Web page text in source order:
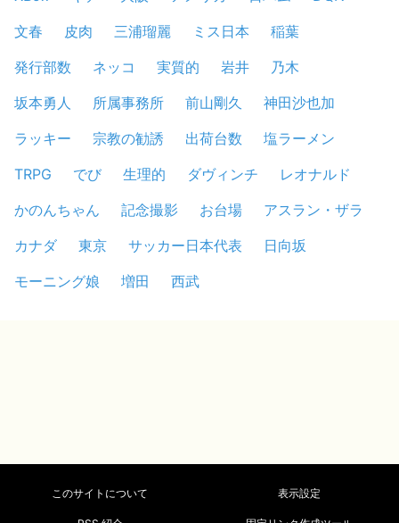
文春
皮肉 三浦瑠麗 ミス日本
稲葉
発行部数
ネッコ 実質的 岩井
乃木
坂本勇人
所属事務所 前山剛久
神田沙也加
ラッキー
宗教の勧誘 出荷台数
塩ラーメン
TRPG
でび 生理的 ダヴィンチ
レオナルド
かのんちゃん
記念撮影 お台場
アスラン・ザラ
カナダ
東京 サッカー日本代表
日向坂
モーニング娘
増田 西武
このサイトについて 表示設定